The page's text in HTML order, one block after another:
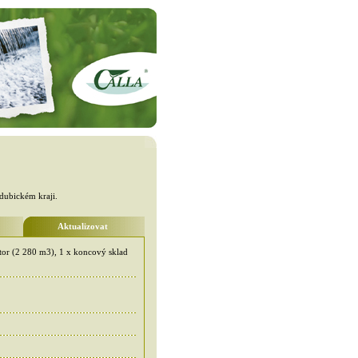
kraji.
Aktualizovat
(2 280 m3), 1 x koncový sklad